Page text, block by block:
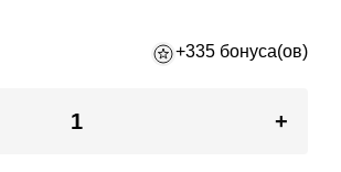
+335 бонуса(ов)
+